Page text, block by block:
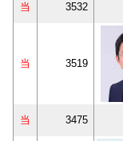
当 3532
当 3519
当 3475